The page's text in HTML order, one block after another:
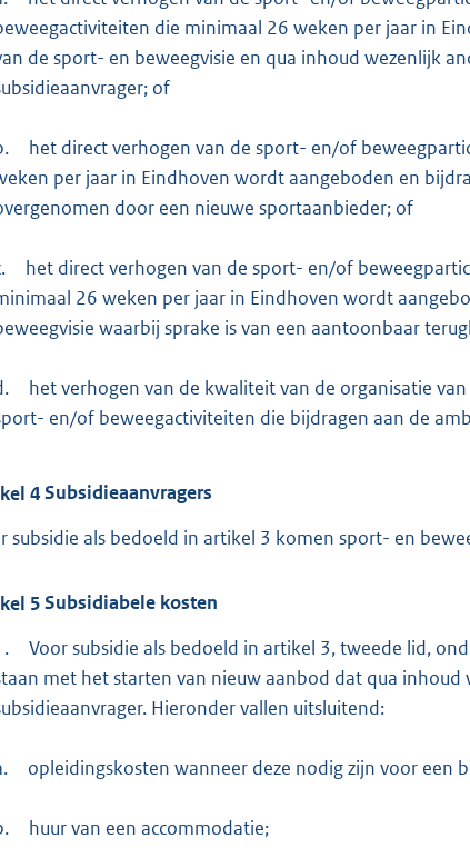
die minimaal 26 weken per jaar in
de sport- en beweegvisie en qua inhoud wezenlijk
of
het direct verhogen van de sport- en/of
per jaar in Eindhoven wordt aangeboden en
door een nieuwe sportaanbieder; of
het direct verhogen van de sport- en/of
26 weken per jaar in Eindhoven wordt
waarbij sprake is van een aantoonbaar
het verhogen van de kwaliteit van de organisatie
en/of beweegactiviteiten die bijdragen aan de
4Subsidieaanvragers
subsidie als bedoeld in artikel 3 komen sport- en
5Subsidiabele kosten
Voor subsidie als bedoeld in artikel 3, tweede lid,
met het starten van nieuw aanbod dat qua
Hieronder vallen uitsluitend:
opleidingskosten wanneer deze nodig zijn voor een
huur van een accommodatie;